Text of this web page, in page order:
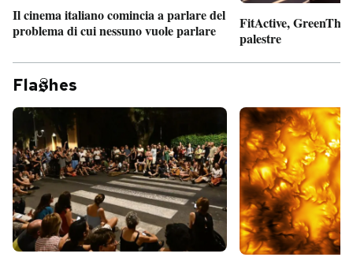
Il cinema italiano comincia a parlare del
problema di cui nessuno vuole parlare
FitActive,
palestre
Fla hes